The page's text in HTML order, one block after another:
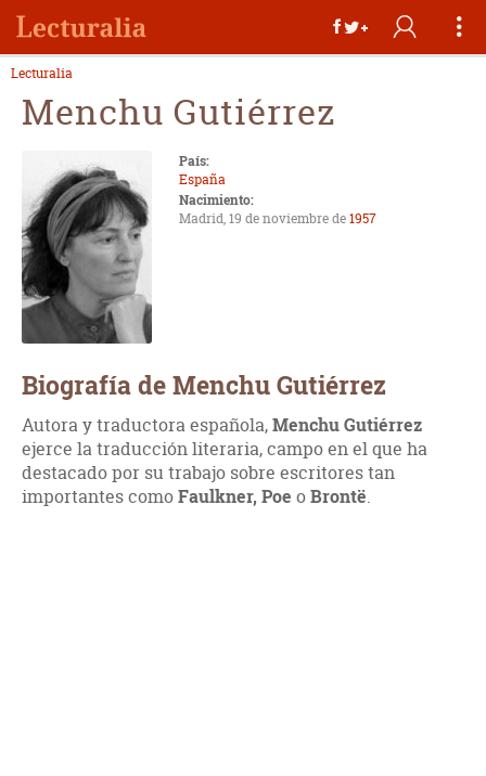
Lecturalia
Menchu Gutiérrez
País:
España
Nacimiento:
Madrid, 19 de noviembre de1957
Biografía de Menchu Gutiérrez
Autora y traductora española,Menchu Gutiérrez
ejerce la traducción literaria, campo en el que ha
destacado por su trabajo sobre escritores tan
importantes comoFaulkner, Poe oBrontë.